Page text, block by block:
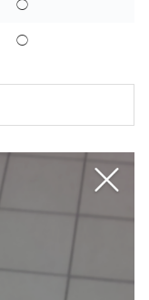
◯
◯